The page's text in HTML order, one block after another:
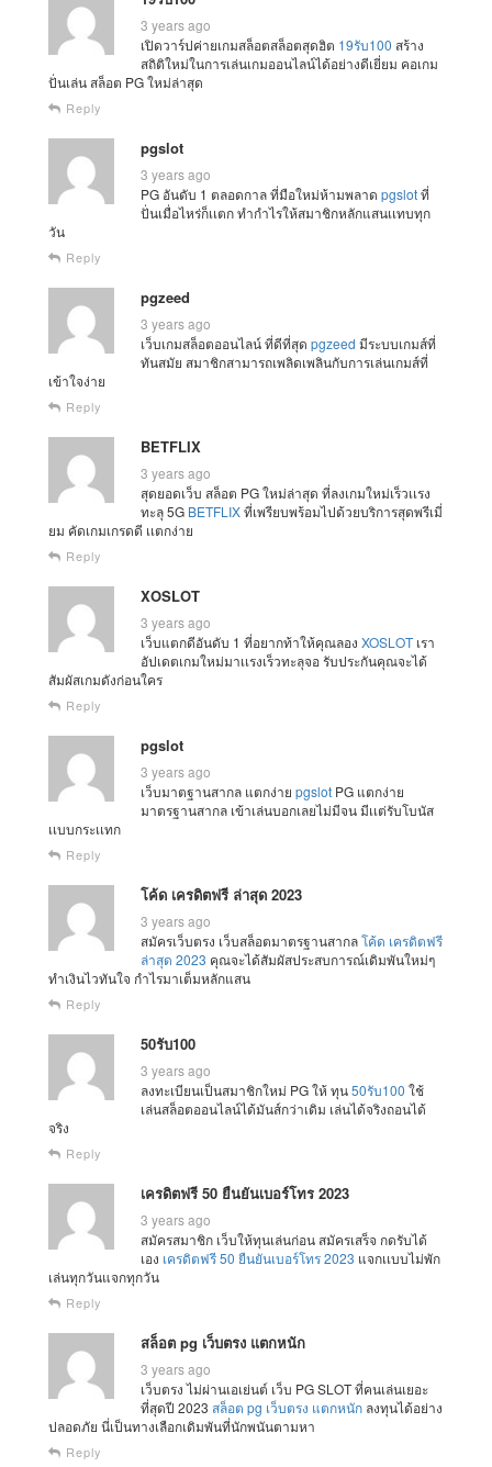
3 years ago
เปิดวาร์ปค่ายเกมสล็อตสล็อตสุดฮิต 19รับ100 สร้าง
สถิติใหม่ในการเล่นเกมออนไลน์ได้อย่างดีเยี่ยม คอเกม
ปั่นเล่น สล็อต PG ใหม่ล่าสุด
Reply
pgslot
3 years ago
PG อันดับ 1 ตลอดกาล ที่มือใหม่ห้ามพลาด pgslotที่
ปั่นเมื่อไหร่ก็เเตก ทำกำไรให้สมาชิกหลักแสนเเทบทุก
วัน
Reply
pgzeed
3 years ago
เว็บเกมสล็อตออนไลน์ ที่ดีที่สุด pgzeed มีระบบเกมส์ที่
ทันสมัย สมาชิกสามารถเพลิดเพลินกับการเล่นเกมส์ที่
เข้าใจง่าย
Reply
BETFLIX
3 years ago
สุดยอดเว็บ สล็อต PG ใหม่ล่าสุด ที่ลงเกมใหม่เร็วเเรง
ทะลุ 5G BETFLIXที่เพรียบพร้อมไปด้วยบริการสุดพรีเมี่
ยม คัดเกมเกรดดี เเตกง่าย
Reply
XOSLOT
3 years ago
เว็บแตกดีอันดับ 1 ที่อยากท้าให้คุณลอง XOSLOT เรา
อัปเดตเกมใหม่มาเเรงเร็วทะลุจอ รับประกันคุณจะได้
สัมผัสเกมดังก่อนใคร
Reply
pgslot
3 years ago
เว็บมาตฐานสากล แตกง่าย pgslot PG แตกง่าย
มาตรฐานสากล เข้าเล่นบอกเลยไม่มีจน มีเเต่รับโบนัส
เเบบกระเเทก
Reply
โค้ด เครดิตฟรี ล่าสุด 2023
3 years ago
สมัครเว็บตรง เว็บสล็อตมาตรฐานสากลโค้ด เครดิตฟรี
ล่าสุด 2023 คุณจะได้สัมผัสประสบการณ์เดิมพันใหม่ๆ
ทำเงินไวทันใจ กำไรมาเต็มหลักแสน
Reply
50รับ100
3 years ago
ลงทะเบียนเป็นสมาชิกใหม่ PG ให้ ทุน50รับ100 ใช้
เล่นสล็อตออนไลน์ได้มันส์กว่าเดิม เล่นได้จริงถอนได้
จริง
Reply
เครดิตฟรี 50 ยืนยันเบอร์โทร 2023
3 years ago
สมัครสมาชิก เว็บให้ทุนเล่นก่อน สมัครเสร็จ กดรับได้
เอง เครดิตฟรี 50 ยืนยันเบอร์โทร 2023 แจกเเบบไม่พัก
เล่นทุกวันแจกทุกวัน
Reply
สล็อต pg เว็บตรง แตกหนัก
3 years ago
เว็บตรง ไม่ผ่านเอเย่นต์ เว็บ PG SLOT ที่คนเล่นเยอะ
ที่สุดปี 2023 สล็อต pg เว็บตรง แตกหนัก ลงทุนได้อย่าง
ปลอดภัย นี่เป็นทางเลือกเดิมพันที่นักพนันตามหา
Reply